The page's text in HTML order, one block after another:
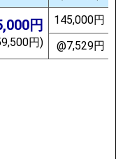
円
円)
145,000円
@7,529円